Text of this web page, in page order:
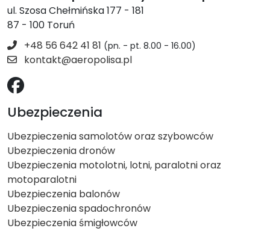
ul. Szosa Chełmińska 177 - 181
87 - 100 Toruń
+48 56 642 41 81 (pn. - pt. 8.00 - 16.00)
kontakt@aeropolisa.pl
Ubezpieczenia
Ubezpieczenia samolotów oraz szybowców
Ubezpieczenia dronów
Ubezpieczenia motolotni, lotni, paralotni oraz
motoparalotni
Ubezpieczenia balonów
Ubezpieczenia spadochronów
Ubezpieczenia śmigłowców